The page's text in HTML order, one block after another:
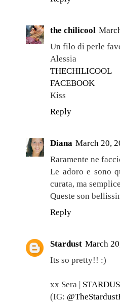
the chilicool
Un filo di perle
Alessia
THECHILICOOL
FACEBOOK
Kiss
Reply
Diana March 20,
Raramente ne
Le adoro e sono
curata, ma
Queste son
Reply
Stardust March
Its so pretty!! :)
xx Sera |
(IG: